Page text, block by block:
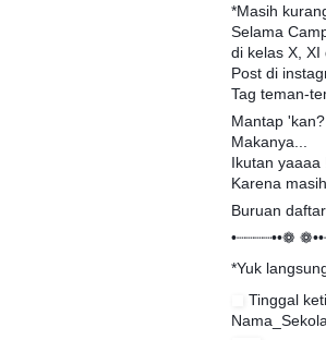
*Masih
Selama
di kelas X,
Post di
Tag teman-
Mantap 'kan?
Makanya...
Ikutan yaaaa
Karena
Buruan
•┈┈┈┈••❁
*Yuk
Tinggal